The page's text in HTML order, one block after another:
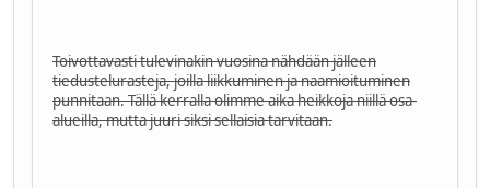
Toivottavasti tulevinakin vuosina nähdään jälleen
tiedustelurasteja, joilla liikkuminen ja naamioituminen
punnitaan. Tällä kerralla olimme aika heikkoja niillä osa-
alueilla, mutta juuri siksi sellaisia tarvitaan.